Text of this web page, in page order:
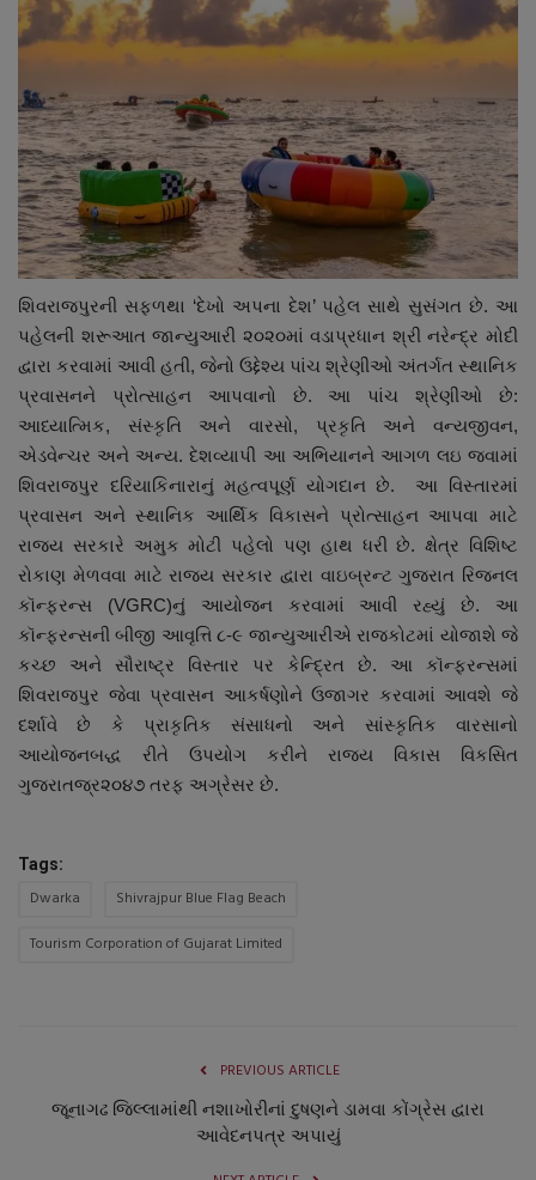
સ્વાસ્થ્ય
શિવરાજપુરની સફળથા ‘દેખો અપના દેશ’ પહેલ સાથે સુસંગત છે. આ
પહેલની શરૂઆત જાન્યુઆરી ૨૦૨૦માં વડાપ્રધાન શ્રી નરેન્દ્ર મોદી
દ્વારા કરવામાં આવી હતી, જેનો ઉદ્દેશ્ય પાંચ શ્રેણીઓ અંતર્ગત સ્થાનિક
પ્રવાસનને પ્રોત્સાહન આપવાનો છે. આ પાંચ શ્રેણીઓ છે:
આધ્યાત્મિક, સંસ્કૃતિ અને વારસો, પ્રકૃતિ અને વન્યજીવન,
એડવેન્ચર અને અન્ય. દેશવ્યાપી આ અભિયાનને આગળ લઇ જવામાં
શિવરાજપુર દરિયાકિનારાનું મહત્વપૂર્ણ યોગદાન છે. આ વિસ્તારમાં
પ્રવાસન અને સ્થાનિક આર્થિક વિકાસને પ્રોત્સાહન આપવા માટે
રાજ્ય સરકારે અમુક મોટી પહેલો પણ હાથ ધરી છે. ક્ષેત્ર વિશિષ્ટ
રોકાણ મેળવવા માટે રાજ્ય સરકાર દ્વારા વાઇબ્રન્ટ ગુજરાત રિજનલ
કૉન્ફરન્સ (VGRC)નું આયોજન કરવામાં આવી રહ્યું છે. આ
કૉન્ફરન્સની બીજી આવૃત્તિ ૮-૯ જાન્યુઆરીએ રાજકોટમાં યોજાશે જે
કચ્છ અને સૌરાષ્ટ્ર વિસ્તાર પર કેન્દ્રિત છે. આ કૉન્ફરન્સમાં
શિવરાજપુર જેવા પ્રવાસન આકર્ષણોને ઉજાગર કરવામાં આવશે જે
દર્શાવે છે કે પ્રાકૃતિક સંસાધનો અને સાંસ્કૃતિક વારસાનો
આયોજનબદ્ધ રીતે ઉપયોગ કરીને રાજ્ય વિકાસ વિકસિત
ગુજરાતજ્ર૨૦૪૭ તરફ અગ્રેસર છે.
Tags:
Dwarka
Shivrajpur Blue Flag Beach
Tourism Corporation of Gujarat Limited
PREVIOUS ARTICLE
જૂનાગઢ જિલ્લામાંથી નશાખોરીનાં દુષણને ડામવા કોંગ્રેસ દ્વારા
આવેદનપત્ર અપાયું